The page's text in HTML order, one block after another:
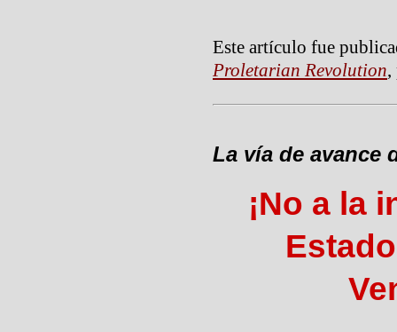
Este artículo fue
Proletarian Revolution,
La vía de avance
¡No a la